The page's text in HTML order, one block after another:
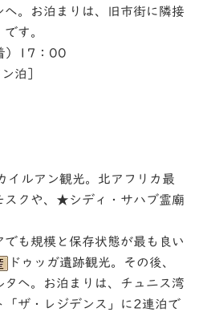
。お泊まりは、旧市街に隣接
す。
）17：00
泊］
イルアン観光。北アフリカ最
クや、★シディ・サハブ霊廟
も規模と保存状態が最も良い
ドゥッガ遺跡観光。その後、
タへ。お泊まりは、チュニス湾
「ザ・レジデンス」に2連泊で